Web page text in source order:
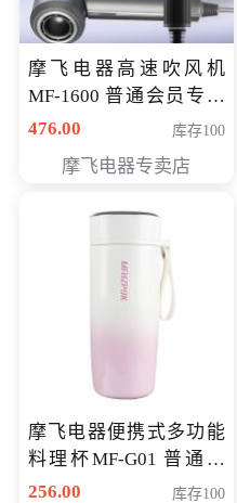
摩飞电器高速吹风机
MF-1600 普通会员专享
价298元
476.00 库存100
摩飞电器专卖店
摩飞电器便携式多功能
料理杯MF-G01 普通会
员专享价格118元
256.00 库存100